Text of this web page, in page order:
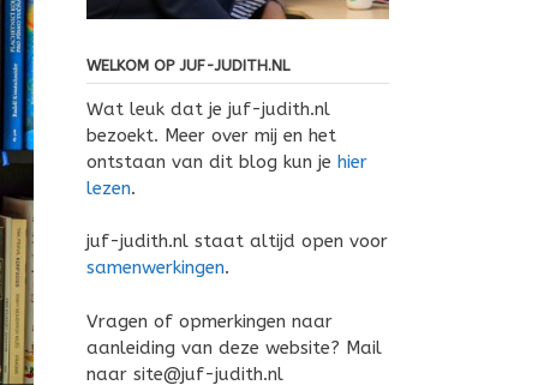
WELKOM OP JUF-JUDITH.NL
Wat leuk dat je juf-judith.nl
bezoekt. Meer over mij en het
ontstaan van dit blog kun je hier
lezen.
juf-judith.nl staat altijd open voor
samenwerkingen.
Vragen of opmerkingen naar
aanleiding van deze website? Mail
naar site@juf-judith.nl